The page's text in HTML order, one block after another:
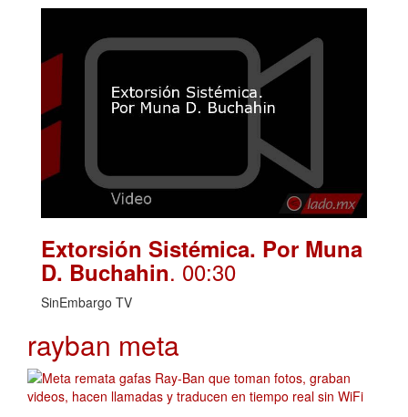
Extorsión Sistémica. Por Muna
D. Buchahin. 00:30
SinEmbargo TV
rayban meta